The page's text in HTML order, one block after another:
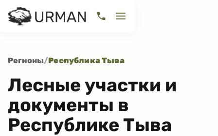
Регионы/Республика Тыва
Лесные участки и
документы в
Республике Тыва